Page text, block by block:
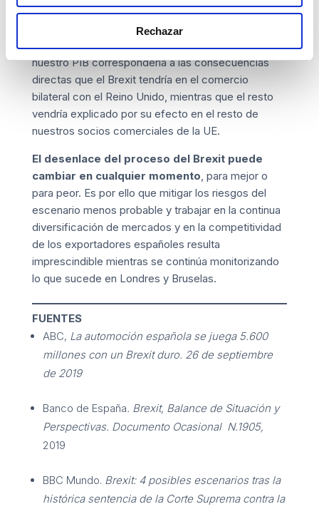
Rechazar
anual del PIB se reduciría entre una y dos
. En los escenarios de Brexit sin acuerdo,
aproximadamente un 70% del efecto total sobre
nuestro PIB correspondería a las consecuencias
directas que el Brexit tendría en el comercio
bilateral con el Reino Unido, mientras que el resto
vendría explicado por su efecto en el resto de
nuestros socios comerciales de la UE.
El desenlace del proceso del Brexit puede
cambiar en cualquier momento, para mejor o
para peor. Es por ello que mitigar los riesgos del
escenario menos probable y trabajar en la continua
diversificación de mercados y en la competitividad
de los exportadores españoles resulta
imprescindible mientras se continúa monitorizando
lo que sucede en Londres y Bruselas.
FUENTES
ABC, La automoción española se juega 5.600
millones con un Brexit duro. 26 de septiembre
de 2019
Banco de España. Brexit, Balance de Situación y
Perspectivas. Documento Ocasional N.1905,
2019
BBC Mundo. Brexit: 4 posibles escenarios tras la
histórica sentencia de la Corte Suprema contra la